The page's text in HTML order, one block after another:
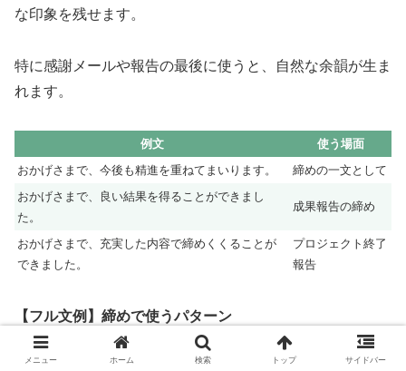
な印象を残せます。
特に感謝メールや報告の最後に使うと、自然な余韻が生ま
れます。
例文
使う場面
おかげさまで、今後も精進を重ねてまいります。
締めの一文として
おかげさまで、良い結果を得ることができまし
た。
成果報告の締め
おかげさまで、充実した内容で締めくくることが
できました。
プロジェクト終了
報告
【フル文例】締めで使うパターン
件名： ○○業務完了のご報告
メニュー ホーム 検索 トップ サイドバー